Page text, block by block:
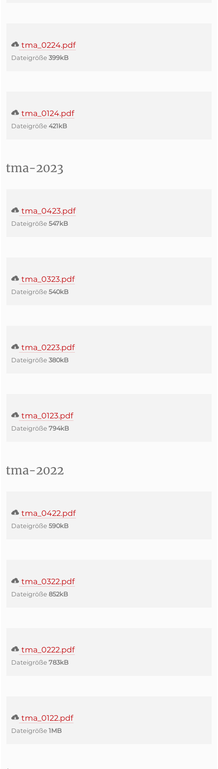
tma_0224.pdf
Dateigröße 399kB
tma_0124.pdf
Dateigröße 421kB
tma-2023
tma_0423.pdf
Dateigröße 547kB
tma_0323.pdf
Dateigröße 540kB
tma_0223.pdf
Dateigröße 380kB
tma_0123.pdf
Dateigröße 794kB
tma-2022
tma_0422.pdf
Dateigröße 590kB
tma_0322.pdf
Dateigröße 852kB
tma_0222.pdf
Dateigröße 783kB
tma_0122.pdf
Dateigröße 1MB